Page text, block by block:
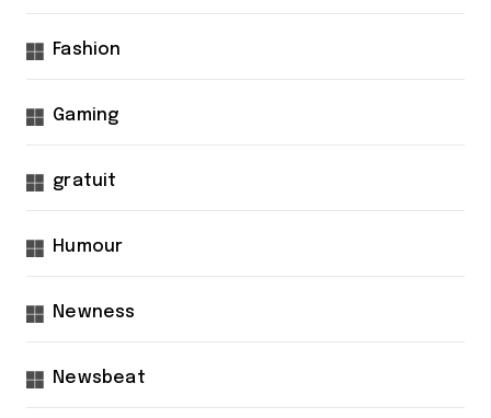
Fashion
Gaming
gratuit
Humour
Newness
Newsbeat